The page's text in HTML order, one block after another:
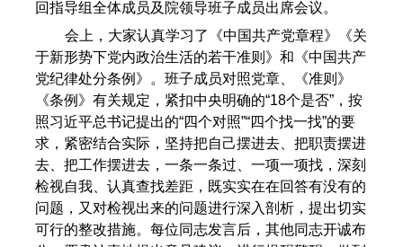
回指导组全体成员及院领导班子成员出席会议。
会上，大家认真学习了《中国共产党章程》《关
于新形势下党内政治生活的若干准则》和《中国共产
党纪律处分条例》。班子成员对照党章、《准则》
《条例》有关规定，紧扣中央明确的“18个是否”，按
照习近平总书记提出的“四个对照”“四个找一找”的要
求，紧密结合实际，坚持把自己摆进去、把职责摆进
去、把工作摆进去，一条一条过、一项一项找，深刻
检视自我、认真查找差距，既实实在在回答有没有的
问题，又对检视出来的问题进行深入剖析，提出切实
可行的整改措施。每位同志发言后，其他同志开诚布